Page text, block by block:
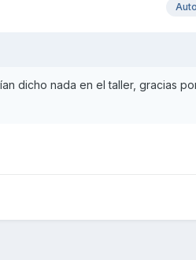
dicho nada en el taller, gracias